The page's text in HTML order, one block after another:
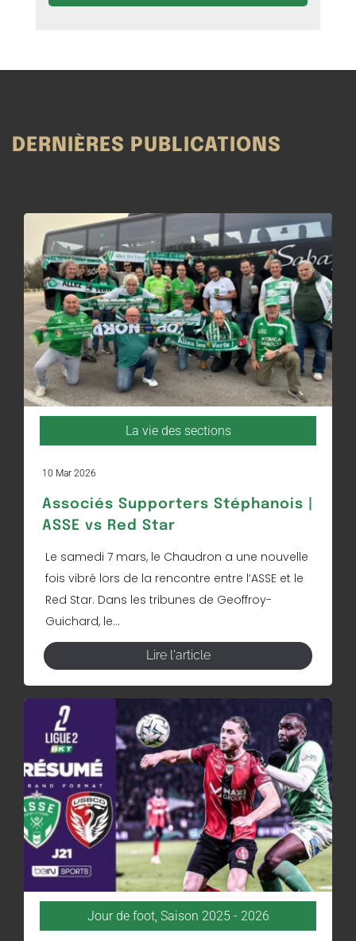
DERNIÈRES PUBLICATIONS
La vie des sections
10 Mar 2026
Associés Supporters Stéphanois |
ASSE vs Red Star
Le samedi 7 mars, le Chaudron a une nouvelle
fois vibré lors de la rencontre entre l’ASSE et le
Red Star. Dans les tribunes de Geoffroy-
Guichard, le...
Lire l'article
Jour de foot, Saison 2025 - 2026